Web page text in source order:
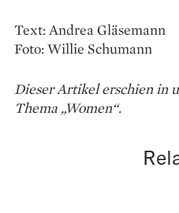
Text: Andrea Gläsemann
Foto: Willie Schumann
Dieser Artikel erschien in
Thema „Women“.